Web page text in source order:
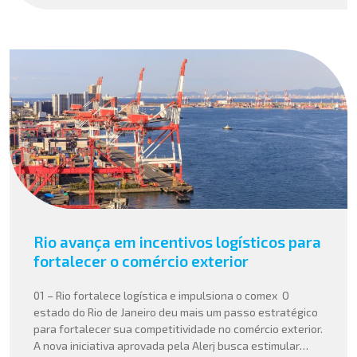
Rio avança em incentivos logísticos para
fortalecer o comércio exterior
01 – Rio fortalece logística e impulsiona o comex O
estado do Rio de Janeiro deu mais um passo estratégico
para fortalecer sua competitividade no comércio exterior.
A nova iniciativa aprovada pela Alerj busca estimular